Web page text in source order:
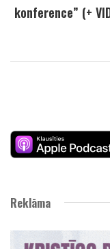
konference” (+
Reklāma